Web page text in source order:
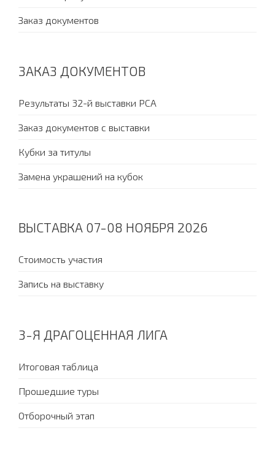
Заказ документов
ЗАКАЗ ДОКУМЕНТОВ
Результаты 32-й выставки PCA
Заказ документов с выставки
Кубки за титулы
Замена украшений на кубок
ВЫСТАВКА 07-08 НОЯБРЯ 2026
Стоимость участия
Запись на выставку
3-Я ДРАГОЦЕННАЯ ЛИГА
Итоговая таблица
Прошедшие туры
Отборочный этап